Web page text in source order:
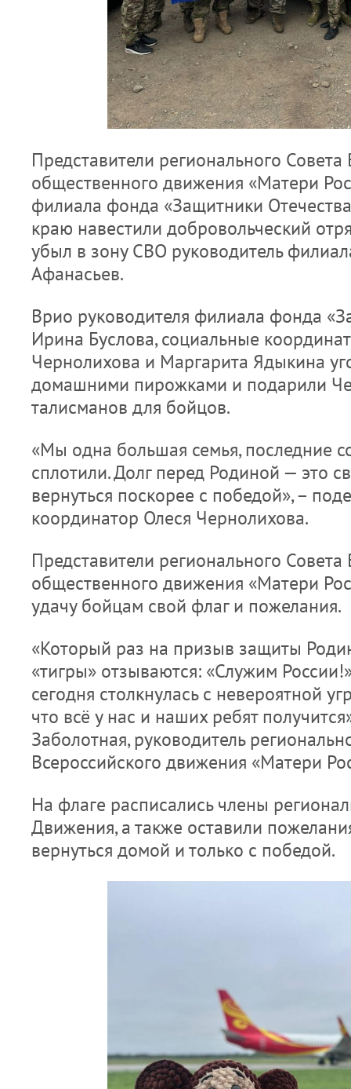
Представители регионального Совета
общественного движения «Матери
филиала фонда «Защитники
краю навестили добровольческий
убыл в зону СВО руководитель
Афанасьев.
Врио руководителя филиала фонда
Ирина Буслова, социальные
Чернолихова и Маргарита Ядыкина
домашними пирожками и подарили
талисманов для бойцов.
«Мы одна большая семья, последние
сплотили. Долг перед Родиной — это
вернуться поскорее с победой», –
координатор Олеся Чернолихова.
Представители регионального Совета
общественного движения «Матери
удачу бойцам свой флаг и пожелания.
«Который раз на призыв защиты
«тигры» отзываются: «Служим
сегодня столкнулась с невероятной
что всё у нас и наших ребят
Заболотная, руководитель
Всероссийского движения «Матери
На флаге расписались члены
Движения, а также оставили
вернуться домой и только с победой.